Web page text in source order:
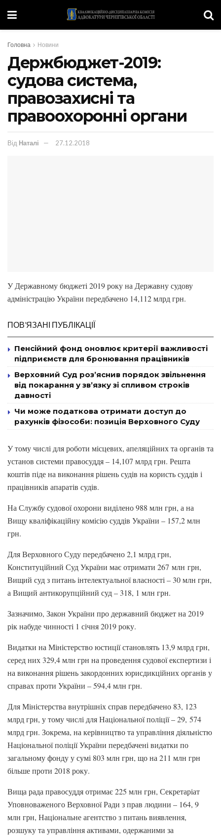
Головна Новини
Держбюджет-2019:
судова система,
правозахисні та
правоохоронні органи
Від Наталі 27.12.2018
У Державному бюджеті 2019 року на Державну судову
адміністрацію України передбачено 14,112 млрд грн.
ПОВ’ЯЗАНІ ПУБЛІКАЦІЇ
Пенсійний фонд оновлює критерії важливості
підприємств для бронювання працівників
Верховний Суд роз’яснив порядок звільнення
від покарання у зв’язку зі спливом строків
давності
Чи може податкова отримати доступ до
рахунків фізособи: позиція Верховного Суду
У тому числі для роботи місцевих, апеляційних та органів та
установ системи правосуддя – 14,107 млрд грн. Решта
коштів піде на виконання рішень судів на користь суддів і
працівників апаратів судів.
На Службу судової охорони виділено 988 млн грн, а на
Вищу кваліфікаційну комісію суддів України – 157,2 млн
грн.
Для Верховного Суду передбачено 2,1 млрд грн,
Конституційний Суд України має отримати 267 млн грн,
Вищий суд з питань інтелектуальної власності – 30 млн грн,
а Вищий антикорупційний суд – 318, 1 млн грн.
Зазначимо, Закон України про державний бюджет на 2019
рік набуде чинності 1 січня 2019 року.
Видатки на Міністерство юстиції становлять 13,9 млрд грн,
серед них 329,4 млн грн на проведення судової експертизи і
на виконання рішень закордонних юрисдикційних органів у
справах проти України – 594,4 млн грн.
Для Міністерства внутрішніх справ передбачено 83, 123
млрд грн, у тому числі для Національної поліції – 29, 574
млрд грн. Зокрема, на керівництво та управління діяльністю
Національної поліції України передбачені видатки по
загальному фонду у сумі 803 млн грн, що на 211 млн грн
більше проти 2018 року.
Вища рада правосуддя отримає 225 млн грн, Секретаріат
Уповноваженого Верховної Ради з прав людини – 164, 9
млн грн, Національне агентство з питань виявлення,
розшуку та управління активами, одержаними за